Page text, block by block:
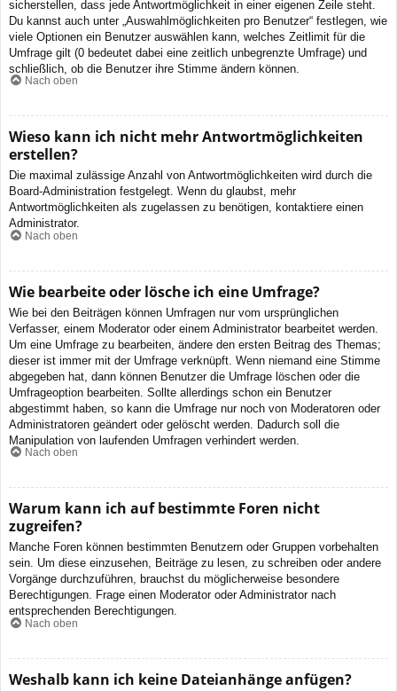
sicherstellen, dass jede Antwortmöglichkeit in einer eigenen Zeile steht.
Du kannst auch unter „Auswahlmöglichkeiten pro Benutzer“ festlegen, wie
viele Optionen ein Benutzer auswählen kann, welches Zeitlimit für die
Umfrage gilt (0 bedeutet dabei eine zeitlich unbegrenzte Umfrage) und
schließlich, ob die Benutzer ihre Stimme ändern können.
Nach oben
Wieso kann ich nicht mehr Antwortmöglichkeiten
erstellen?
Die maximal zulässige Anzahl von Antwortmöglichkeiten wird durch die
Board-Administration festgelegt. Wenn du glaubst, mehr
Antwortmöglichkeiten als zugelassen zu benötigen, kontaktiere einen
Administrator.
Nach oben
Wie bearbeite oder lösche ich eine Umfrage?
Wie bei den Beiträgen können Umfragen nur vom ursprünglichen
Verfasser, einem Moderator oder einem Administrator bearbeitet werden.
Um eine Umfrage zu bearbeiten, ändere den ersten Beitrag des Themas;
dieser ist immer mit der Umfrage verknüpft. Wenn niemand eine Stimme
abgegeben hat, dann können Benutzer die Umfrage löschen oder die
Umfrageoption bearbeiten. Sollte allerdings schon ein Benutzer
abgestimmt haben, so kann die Umfrage nur noch von Moderatoren oder
Administratoren geändert oder gelöscht werden. Dadurch soll die
Manipulation von laufenden Umfragen verhindert werden.
Nach oben
Warum kann ich auf bestimmte Foren nicht
zugreifen?
Manche Foren können bestimmten Benutzern oder Gruppen vorbehalten
sein. Um diese einzusehen, Beiträge zu lesen, zu schreiben oder andere
Vorgänge durchzuführen, brauchst du möglicherweise besondere
Berechtigungen. Frage einen Moderator oder Administrator nach
entsprechenden Berechtigungen.
Nach oben
Weshalb kann ich keine Dateianhänge anfügen?